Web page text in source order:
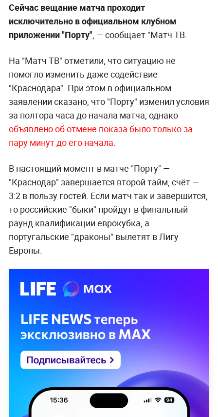
Сейчас вещание матча проходит
исключительно в официальном клубном
приложении "Порту", — сообщает "Матч ТВ.
На "Матч ТВ" отметили, что ситуацию не
помогло изменить даже содействие
"Краснодара". При этом в официальном
заявлении сказано, что "Порту" изменил условия
за полтора часа до начала матча, однако
объявлено об отмене показа было только за
пару минут до его начала
В настоящий момент в матче "Порту" —
"Краснодар" завершается второй тайм, счёт —
3:2 в пользу гостей. Если матч так и завершится,
то российские "быки" пройдут в финальный
раунд квалификации еврокубка, а
португальские "драконы" вылетят в Лигу
Европы.